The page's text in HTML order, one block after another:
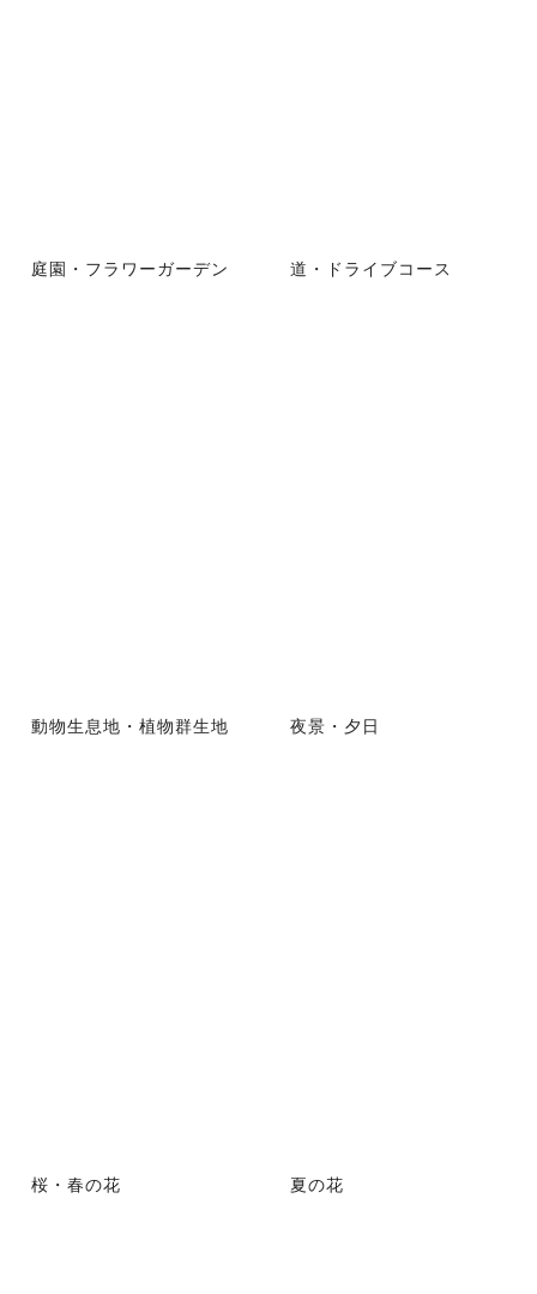
庭園・フラワーガーデン 道・ドライブコース
動物生息地・植物群生地 夜景・夕日
桜・春の花 夏の花